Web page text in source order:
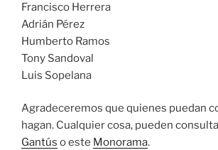
Francisco Herrera
Adrián Pérez
Humberto Ramos
Tony Sandoval
Luis Sopelana
Agradeceremos que quienes puedan
hagan. Cualquier cosa, pueden
Gantús o este Monorama.